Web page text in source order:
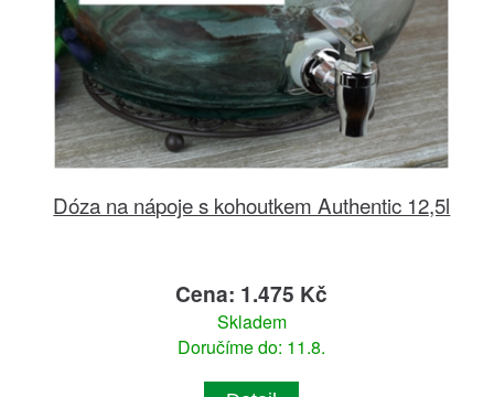
Dóza na nápoje s kohoutkem Authentic 12,5l
Cena: 1.475 Kč
Skladem
Doručíme do: 11.8.